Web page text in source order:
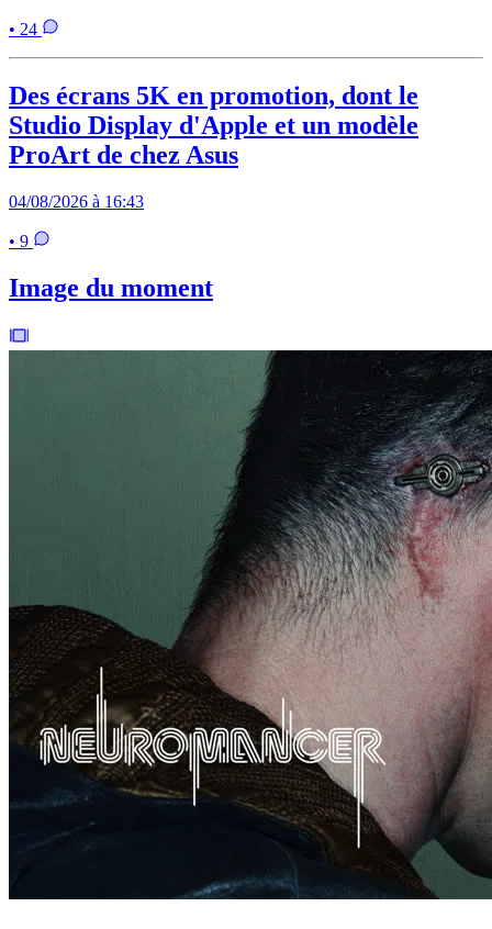
• 24
Des écrans 5K en promotion, dont le
Studio Display d'Apple et un modèle
ProArt de chez Asus
04/08/2026 à 16:43
• 9
Image du moment